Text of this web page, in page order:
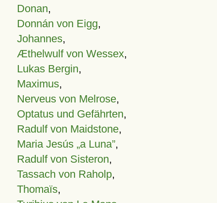
Donan,
Donnán von Eigg,
Johannes,
Æthelwulf von Wessex,
Lukas Bergin,
Maximus,
Nerveus von Melrose,
Optatus und Gefährten,
Radulf von Maidstone,
Maria Jesús „a Luna”,
Radulf von Sisteron,
Tassach von Raholp,
Thomaïs,